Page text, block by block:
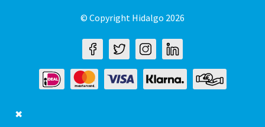
© Copyright Hidalgo 2026
✖